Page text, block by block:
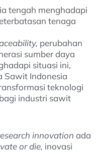
tengah menghadapi
tenaga
perubahan
sumber daya
situasi ini,
Sawit Indonesia
teknologi
industri sawit
innovation ada
or die, inovasi